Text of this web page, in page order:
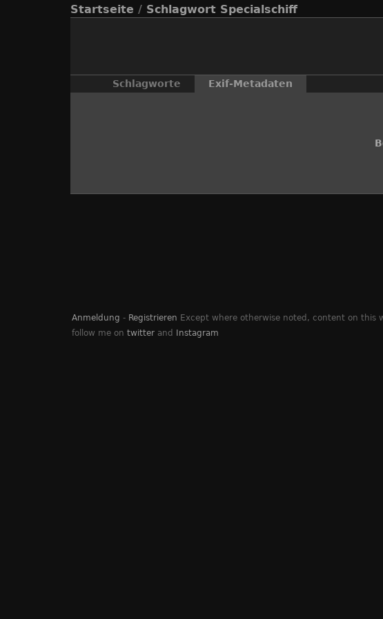
Startseite / Schlagwort Specialschiff
Schlagworte
Exif-Metadaten
Anmeldung - Registrieren Except where otherwise noted, content on this
follow me on twitter and Instagram